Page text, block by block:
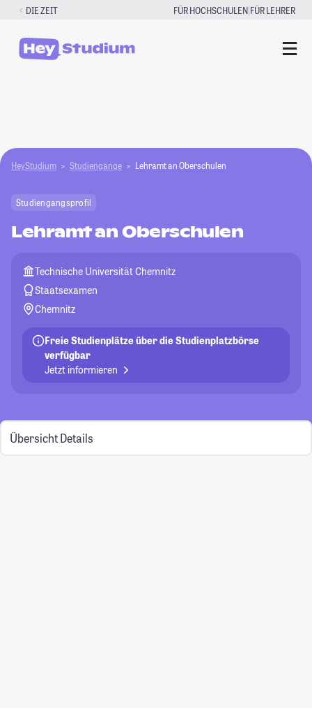
Zum
springen
DIE ZEIT FÜR HOCHSCHULEN|FÜR LEHRER
HeyStudium Studiengänge Lehramt an Oberschulen
Studiengangsprofil
Lehramt an Oberschulen
Technische Universität Chemnitz
Staatsexamen
Chemnitz
Freie Studienplätze über die Studienplatzbörse
verfügbar
Jetzt informieren
Übersicht Details